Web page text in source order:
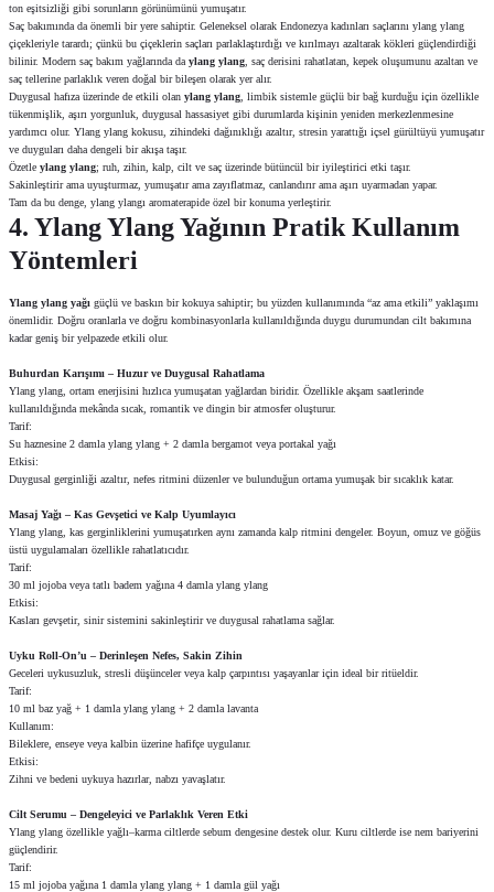
ton eşitsizliği gibi sorunların görünümünü yumuşatır.
Saç bakımında da önemli bir yere sahiptir. Geleneksel olarak Endonezya kadınları saçlarını ylang ylang
çiçekleriyle tarardı; çünkü bu çiçeklerin saçları parlaklaştırdığı ve kırılmayı azaltarak kökleri güçlendirdiği
bilinir. Modern saç bakım yağlarında da ylang ylang , saç derisini rahatlatan, kepek oluşumunu azaltan ve
saç tellerine parlaklık veren doğal bir bileşen olarak yer alır.
Duygusal hafıza üzerinde de etkili olan ylang ylang , limbik sistemle güçlü bir bağ kurduğu için özellikle
tükenmişlik, aşırı yorgunluk, duygusal hassasiyet gibi durumlarda kişinin yeniden merkezlenmesine
yardımcı olur. Ylang ylang kokusu, zihindeki dağınıklığı azaltır, stresin yarattığı içsel gürültüyü yumuşatır
ve duyguları daha dengeli bir akışa taşır.
Özetle ylang ylang; ruh, zihin, kalp, cilt ve saç üzerinde bütüncül bir iyileştirici etki taşır.
Sakinleştirir ama uyuşturmaz, yumuşatır ama zayıflatmaz, canlandırır ama aşırı uyarmadan yapar.
Tam da bu denge, ylang ylangı aromaterapide özel bir konuma yerleştirir.
4. Ylang Ylang Yağının Pratik Kullanım
Yöntemleri
Ylang ylang yağı güçlü ve baskın bir kokuya sahiptir; bu yüzden kullanımında “az ama etkili” yaklaşımı
önemlidir. Doğru oranlarla ve doğru kombinasyonlarla kullanıldığında duygu durumundan cilt bakımına
kadar geniş bir yelpazede etkili olur.
Buhurdan Karışımı – Huzur ve Duygusal Rahatlama
Ylang ylang, ortam enerjisini hızlıca yumuşatan yağlardan biridir. Özellikle akşam saatlerinde
kullanıldığında mekânda sıcak, romantik ve dingin bir atmosfer oluşturur.
Tarif:
Su haznesine 2 damla ylang ylang + 2 damla bergamot veya portakal yağı
Etkisi:
Duygusal gerginliği azaltır, nefes ritmini düzenler ve bulunduğun ortama yumuşak bir sıcaklık katar.
Masaj Yağı – Kas Gevşetici ve Kalp Uyumlayıcı
Ylang ylang, kas gerginliklerini yumuşatırken aynı zamanda kalp ritmini dengeler. Boyun, omuz ve göğüs
üstü uygulamaları özellikle rahatlatıcıdır.
Tarif:
30 ml jojoba veya tatlı badem yağına 4 damla ylang ylang
Etkisi:
Kasları gevşetir, sinir sistemini sakinleştirir ve duygusal rahatlama sağlar.
Uyku Roll-On’u – Derinleşen Nefes, Sakin Zihin
Geceleri uykusuzluk, stresli düşünceler veya kalp çarpıntısı yaşayanlar için ideal bir ritüeldir.
Tarif:
10 ml baz yağ + 1 damla ylang ylang + 2 damla lavanta
Kullanım:
Bileklere, enseye veya kalbin üzerine hafifçe uygulanır.
Etkisi:
Zihni ve bedeni uykuya hazırlar, nabzı yavaşlatır.
Cilt Serumu – Dengeleyici ve Parlaklık Veren Etki
Ylang ylang özellikle yağlı–karma ciltlerde sebum dengesine destek olur. Kuru ciltlerde ise nem bariyerini
güçlendirir.
Tarif:
15 ml jojoba yağına 1 damla ylang ylang + 1 damla gül yağı